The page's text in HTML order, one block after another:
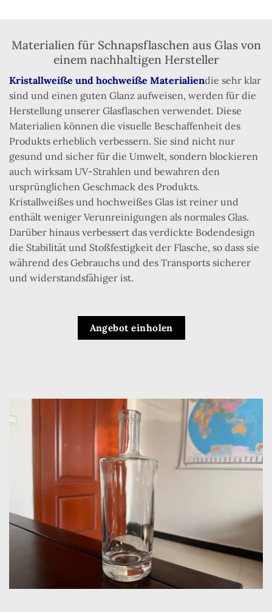
Materialien für Schnapsflaschen aus Glas von
einem nachhaltigen Hersteller
Kristallweiße und hochweiße Materialiendie sehr klar
sind und einen guten Glanz aufweisen, werden für die
Herstellung unserer Glasflaschen verwendet. Diese
Materialien können die visuelle Beschaffenheit des
Produkts erheblich verbessern. Sie sind nicht nur
gesund und sicher für die Umwelt, sondern blockieren
auch wirksam UV-Strahlen und bewahren den
ursprünglichen Geschmack des Produkts.
Kristallweißes und hochweißes Glas ist reiner und
enthält weniger Verunreinigungen als normales Glas.
Darüber hinaus verbessert das verdickte Bodendesign
die Stabilität und Stoßfestigkeit der Flasche, so dass sie
während des Gebrauchs und des Transports sicherer
und widerstandsfähiger ist.
Angebot einholen